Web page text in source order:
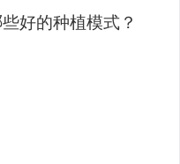
好的种植模式？